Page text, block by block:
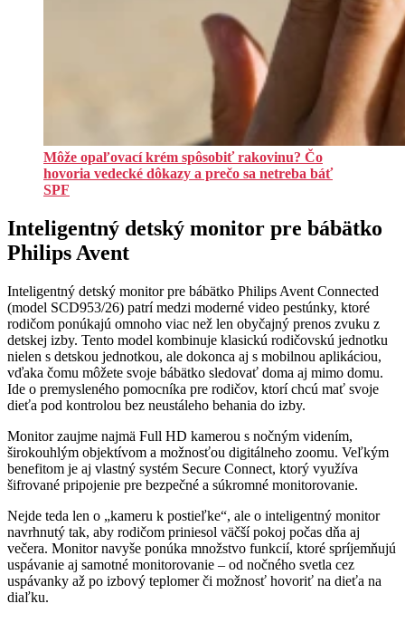
Môže opaľovací krém spôsobiť rakovinu? Čo
hovoria vedecké dôkazy a prečo sa netreba báť
SPF
Inteligentný detský monitor pre bábätko
Philips Avent
Inteligentný detský monitor pre bábätko Philips Avent Connected
(model SCD953/26) patrí medzi moderné video pestúnky, ktoré
rodičom ponúkajú omnoho viac než len obyčajný prenos zvuku z
detskej izby. Tento model kombinuje klasickú rodičovskú jednotku
nielen s detskou jednotkou, ale dokonca aj s mobilnou aplikáciou,
vďaka čomu môžete svoje bábätko sledovať doma aj mimo domu.
Ide o premysleného pomocníka pre rodičov, ktorí chcú mať svoje
dieťa pod kontrolou bez neustáleho behania do izby.
Monitor zaujme najmä Full HD kamerou s nočným videním,
širokouhlým objektívom a možnosťou digitálneho zoomu. Veľkým
benefitom je aj vlastný systém Secure Connect, ktorý využíva
šifrované pripojenie pre bezpečné a súkromné monitorovanie.
Nejde teda len o „kameru k postieľke“, ale o inteligentný monitor
navrhnutý tak, aby rodičom priniesol väčší pokoj počas dňa aj
večera. Monitor navyše ponúka množstvo funkcií, ktoré spríjemňujú
uspávanie aj samotné monitorovanie – od nočného svetla cez
uspávanky až po izbový teplomer či možnosť hovoriť na dieťa na
diaľku.